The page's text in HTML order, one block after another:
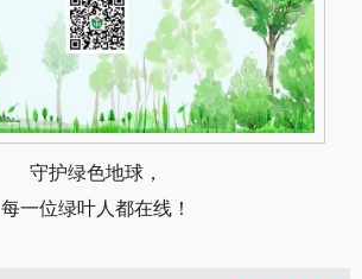
守护绿色地球，
每一位绿叶人都在线！